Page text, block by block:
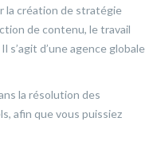
la création de stratégie
de contenu, le travail
s’agit d’une agence globale
la résolution des
afin que vous puissiez